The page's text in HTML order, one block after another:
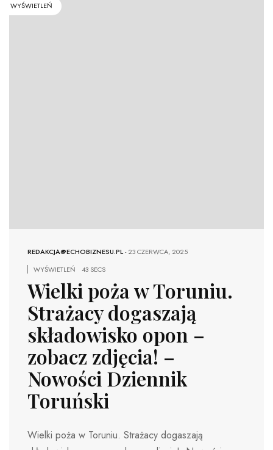
WYŚWIETLEŃ
REDAKCJA@ECHOBIZNESU.PL-23 CZERWCA, 2025
WYŚWIETLEŃ
43 SECS
Wielki poża w Toruniu.
Strażacy dogaszają
składowisko opon –
zobacz zdjęcia! –
Nowości Dziennik
Toruński
Wielki poża w Toruniu. Strażacy dogaszają